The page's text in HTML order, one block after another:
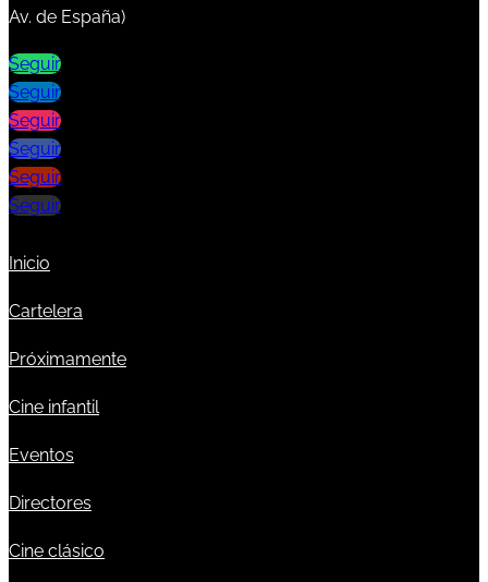
Av. de España)
Seguir
Seguir
Seguir
Seguir
Seguir
Seguir
Inicio
Cartelera
Próximamente
Cine infantil
Eventos
Directores
Cine clásico